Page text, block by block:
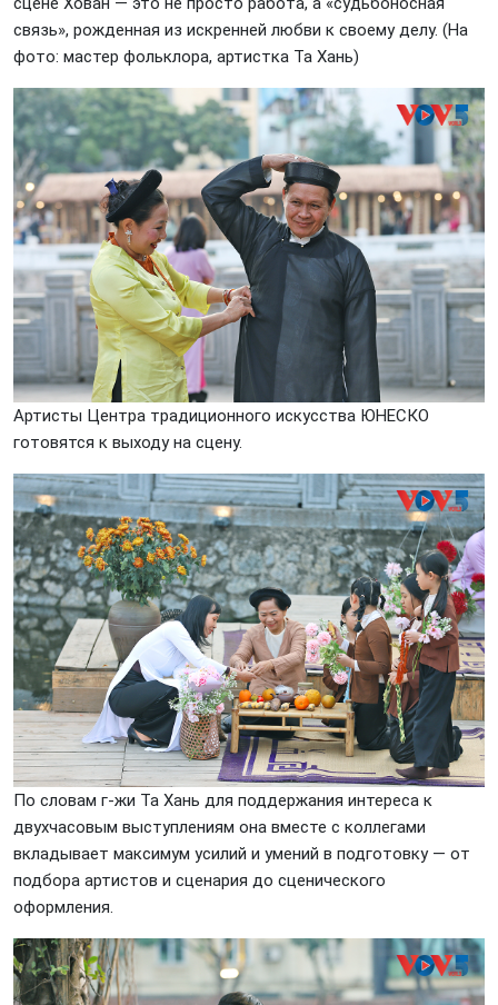
связь», рожденная из искренней любви к своему делу. (На
фото: мастер фольклора, артистка Та Хань)
Артисты Центра традиционного искусства ЮНЕСКО
готовятся к выходу на сцену.
По словам г-жи Та Хань для поддержания интереса к
двухчасовым выступлениям она вместе с коллегами
вкладывает максимум усилий и умений в подготовку — от
подбора артистов и сценария до сценического
оформления.